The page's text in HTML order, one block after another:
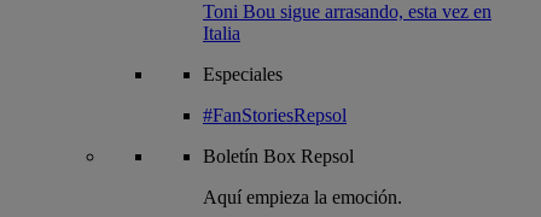
Toni Bou sigue arrasando, esta vez en
Italia
Especiales
#FanStoriesRepsol
Boletín Box Repsol
Aquí empieza la emoción.